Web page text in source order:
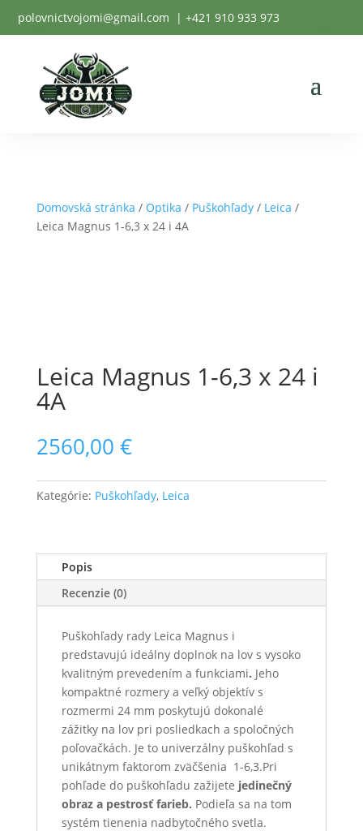
polovnictvojomi@gmail.com | +421 910 933 973
Domovská stránka / Optika / Puškohľady/ Leica /
Leica Magnus 1-6,3 x 24 i 4A
Leica Magnus 1-6,3 x 24 i
4A
2560,00 €
Kategórie: Puškohľady, Leica
Popis
Recenzie (0)
Puškohľady rady Leica Magnus i
predstavujú ideálny doplnok na lov s vysoko
kvalitným prevedením a funkciami. Jeho
kompaktné rozmery a veľký objektív s
rozmermi 24 mm poskytujú dokonalé
zážitky na lov pri posliedkach a spoločných
poľovačkách. Je to univerzálny puškohľad s
unikátnym faktorom zväčšenia 1-6,3.Pri
pohľade do puškohľadu zažijete jedinečný
obraz a pestrosť farieb. Podieľa sa na tom
systém tienenia nadbytočného svetla.